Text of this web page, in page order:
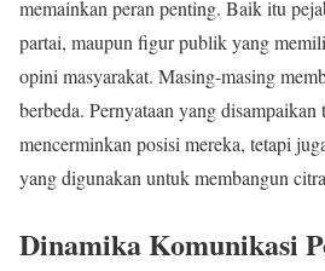
memainkan peran penting. Baik itu
partai, maupun figur publik yang
opini masyarakat. Masing-masing
berbeda. Pernyataan yang disampaikan
mencerminkan posisi mereka, tetapi
yang digunakan untuk membangun
Dinamika Komunikasi